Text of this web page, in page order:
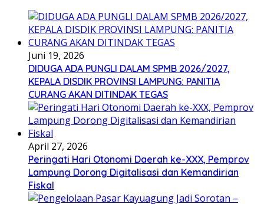
Juni 19, 2026
DIDUGA ADA PUNGLI DALAM SPMB 2026/2027,
KEPALA DISDIK PROVINSI LAMPUNG: PANITIA
CURANG AKAN DITINDAK TEGAS
April 27, 2026
Peringati Hari Otonomi Daerah ke-XXX, Pemprov
Lampung Dorong Digitalisasi dan Kemandirian
Fiskal